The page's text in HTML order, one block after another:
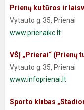
Prienų kultūros ir
Vytauto g. 35, Prienai
www.prienaikc.lt
VŠĮ „Prienai“
Vytauto g. 35, Prienai
www.infoprienai.lt
Sporto klubas